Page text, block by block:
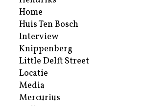
Home
Huis Ten Bosch
Interview
Knippenberg
Little Delft Street
Locatie
Media
Mercurius